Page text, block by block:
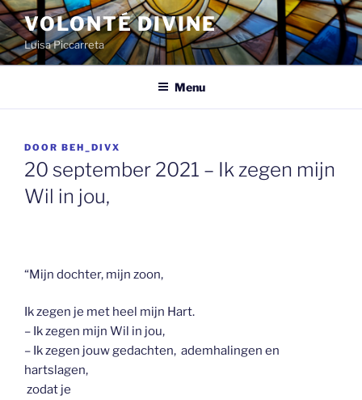
Spring
naar
de
inhoud
VOLONTÉ DIVINE
Luisa Piccarreta
Menu
GEPLAATST
OP
DOOR BEH_DIVX
20 september 2021 – Ik zegen mijn
Wil in jou,
“Mijn dochter, mijn zoon,
Ik zegen je met heel mijn Hart.
– Ik zegen mijn Wil in jou,
– Ik zegen jouw gedachten, ademhalingen en
hartslagen,
zodat je